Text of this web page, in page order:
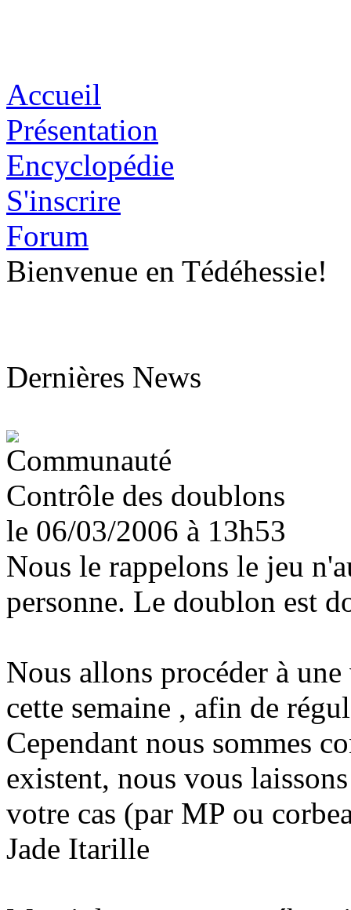
Accueil
Présentation
Encyclopédie
S'inscrire
Forum
Bienvenue en Tédéhessie!
Dernières News
Contrôle des doublons
le 06/03/2006 à 13h53
Nous le rappelons le jeu
personne. Le doublon est
Nous allons procéder à
cette semaine , afin de
Cependant nous sommes
existent, nous vous
votre cas (par MP ou
Jade Itarille